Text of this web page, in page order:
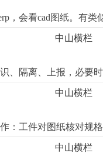
会看cad图纸。有类
中山横栏
隔离、上报，必要
维护量具，确保数据
责、有原则，沟通和
中山横栏
：工件对图纸核对规
中山横栏